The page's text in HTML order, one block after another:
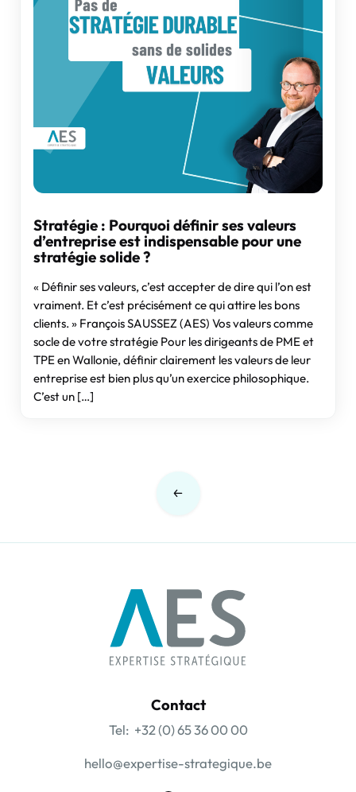
Stratégie : Pourquoi définir ses valeurs
d’entreprise est indispensable pour une
stratégie solide ?
« Définir ses valeurs, c’est accepter de dire qui l’on est
vraiment. Et c’est précisément ce qui attire les bons
clients. » François SAUSSEZ (AES) Vos valeurs comme
socle de votre stratégie Pour les dirigeants de PME et
TPE en Wallonie, définir clairement les valeurs de leur
entreprise est bien plus qu’un exercice philosophique.
C’est un […]
Contact
Tel: +32 (0) 65 36 00 00
hello@expertise-strategique.be